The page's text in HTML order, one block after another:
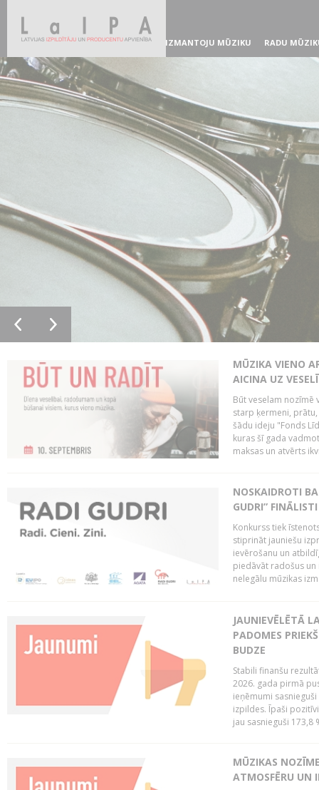
IZMANTOJU MŪZIKU RADU
MŪZIKA VIENO
AICINA UZ
Būt veselam nozīmē
starp ķermeni,
šādu ideju "Fonds
kuras šī gada
maksas un atvērts
NOSKAIDROTI
GUDRI” FINĀLISTI
Konkurss tiek
stiprināt jauniešu
ievērošanu un
piedāvāt radošus
nelegālu mūzikas
JAUNIEVĒLĒTĀ
PADOMES
BUDZE
Stabili finanšu
2026. gada pirmā
ieņēmumi
izpildes. Īpaši
jau sasnieguši 173,8
MŪZIKAS
ATMOSFĒRU UN